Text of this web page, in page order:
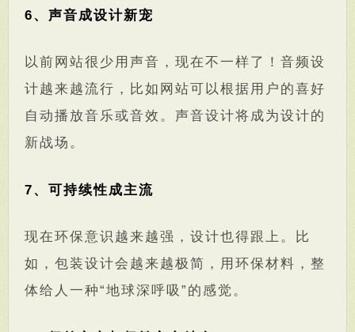
6、声音成设计新宠
以前网站很少用声音，现在不一样了！音频设
计越来越流行，比如网站可以根据用户的喜好
自动播放音乐或音效。声音设计将成为设计的
新战场。
7、可持续性成主流
现在环保意识越来越强，设计也得跟上。比
如，包装设计会越来越极简，用环保材料，整
体给人一种“地球深呼吸”的感觉。